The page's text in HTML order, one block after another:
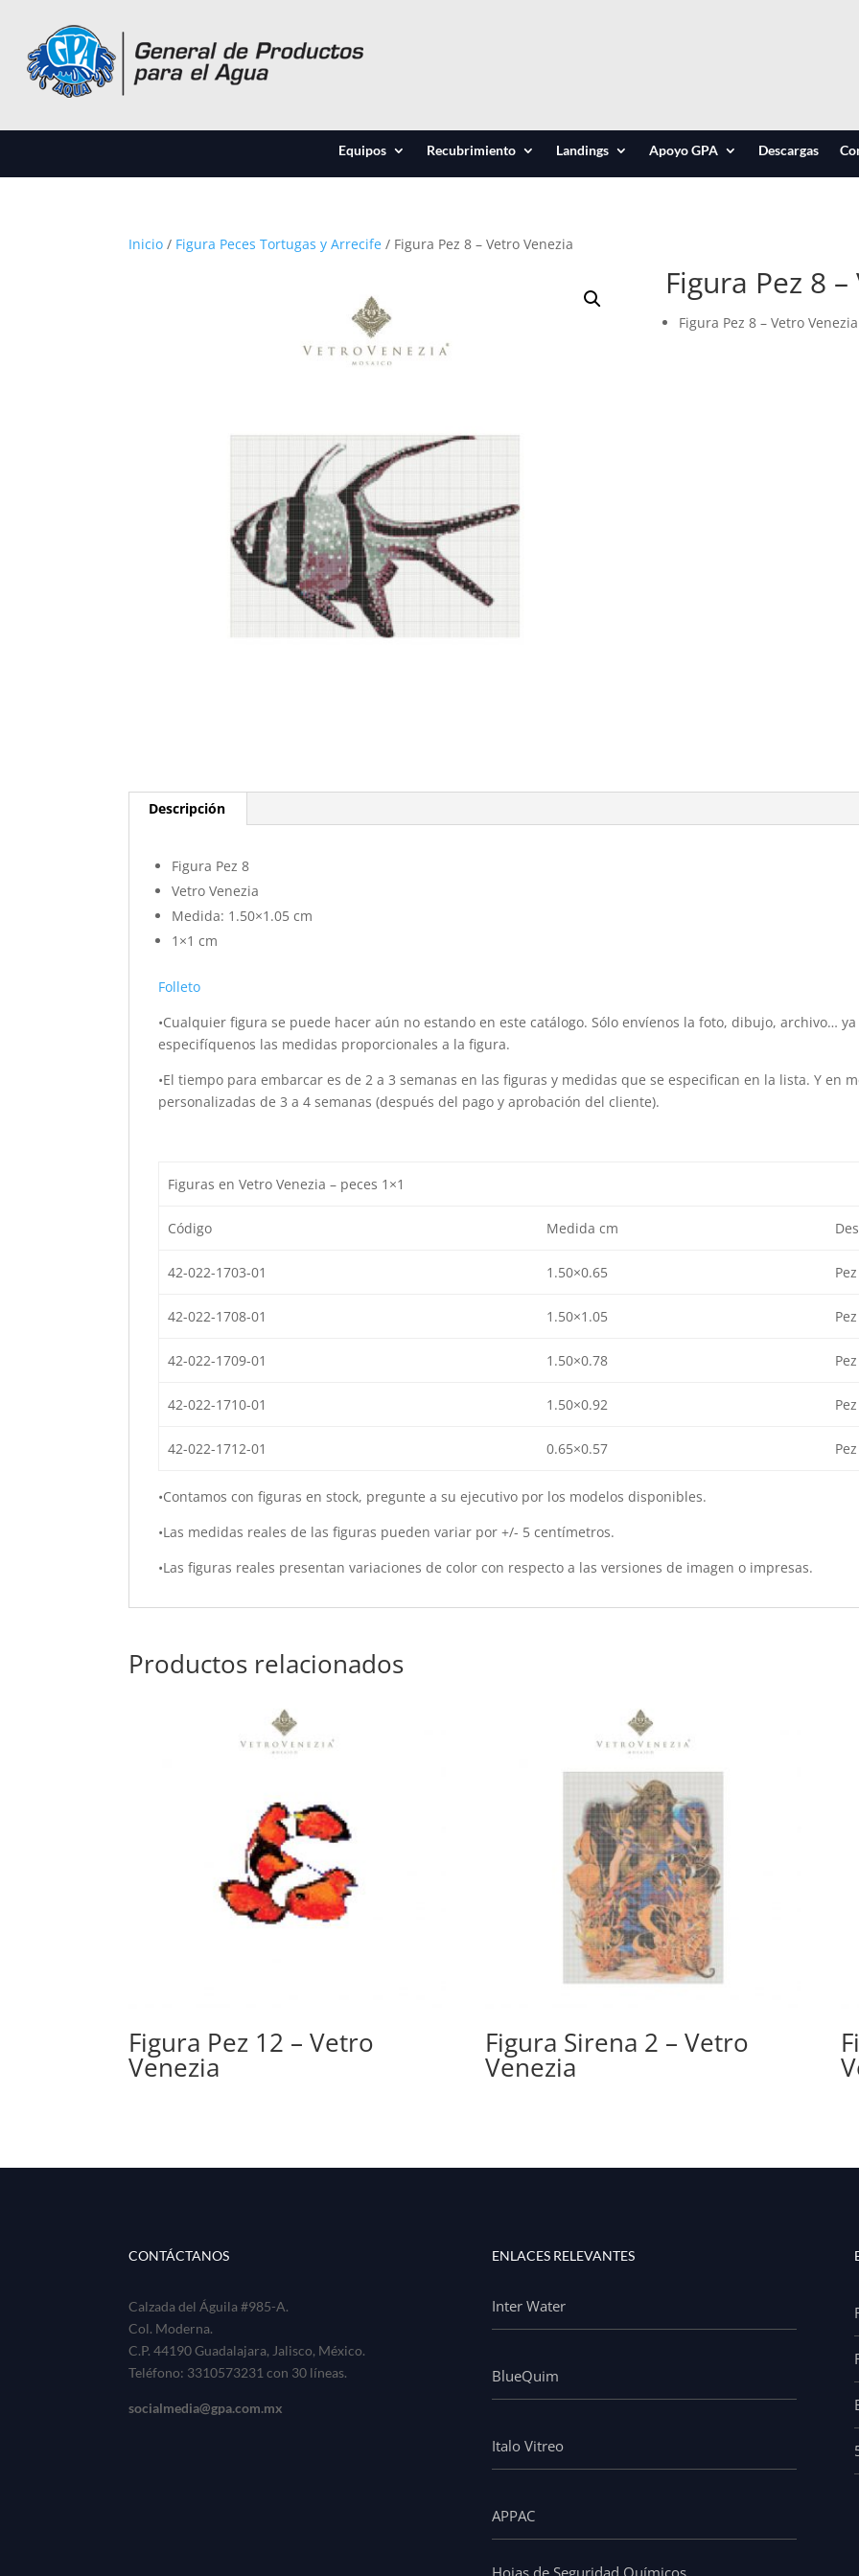
Equipos Recubrimiento Landings Apoyo GPA Descargas
Inicio / Figura Peces Tortugas y Arrecife / Figura Pez 8 – Vetro Venezia
Figura Pez 8
Figura Pez 8 – Vetro Venezia
Descripción
Figura Pez 8
Vetro Venezia
Medida: 1.50×1.05 cm
1×1 cm
Folleto
•Cualquier figura se puede hacer aún no estando en este catálogo. Sólo envíenos la foto, dibujo, archivo…
especifíquenos las medidas proporcionales a la figura.
•El tiempo para embarcar es de 2 a 3 semanas en las figuras y medidas que se especifican en la lista. Y en
personalizadas de 3 a 4 semanas (después del pago y aprobación del cliente).
Figuras en Vetro Venezia – peces 1×1
Código Medida cm
42-022-1703-01 1.50×0.65
42-022-1708-01 1.50×1.05
42-022-1709-01 1.50×0.78
42-022-1710-01 1.50×0.92
42-022-1712-01 0.65×0.57
•Contamos con figuras en stock, pregunte a su ejecutivo por los modelos disponibles.
•Las medidas reales de las figuras pueden variar por +/- 5 centímetros.
•Las figuras reales presentan variaciones de color con respecto a las versiones de imagen o impresas.
Productos relacionados
Figura Pez 12 – Vetro
Venezia
Figura Sirena 2 – Vetro
Venezia
CONTÁCTANOS
Calzada del Águila #985-A.
Col. Moderna.
C.P. 44190 Guadalajara, Jalisco, México.
Teléfono: 3310573231 con 30 líneas.
socialmedia@gpa.com.mx
ENLACES RELEVANTES
Inter Water
BlueQuim
Italo Vitreo
APPAC
Hojas de Seguridad Químicos